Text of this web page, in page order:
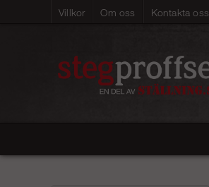
Villkor Om oss Kontakta oss